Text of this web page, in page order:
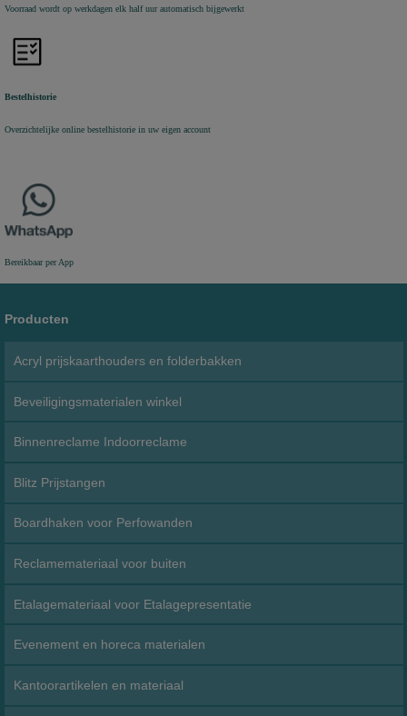
Voorraad wordt op werkdagen elk half uur automatisch bijgewerkt
Bestelhistorie
Overzichtelijke online bestelhistorie in uw eigen account
Bereikbaar per App
Producten
Acryl prijskaarthouders en folderbakken
Beveiligingsmaterialen winkel
Binnenreclame Indoorreclame
Blitz Prijstangen
Boardhaken voor Perfowanden
Reclamemateriaal voor buiten
Etalagemateriaal voor Etalagepresentatie
Evenement en horeca materialen
Kantoorartikelen en materiaal